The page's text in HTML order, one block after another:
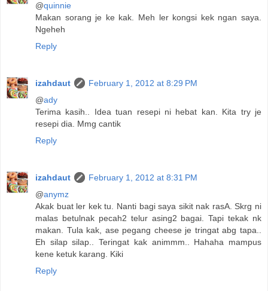
@quinnie
Makan sorang je ke kak. Meh ler kongsi kek ngan saya.
Ngeheh
Reply
izahdaut
February 1, 2012 at 8:29 PM
@ady
Terima kasih.. Idea tuan resepi ni hebat kan. Kita try je
resepi dia. Mmg cantik
Reply
izahdaut
February 1, 2012 at 8:31 PM
@anymz
Akak buat ler kek tu. Nanti bagi saya sikit nak rasA. Skrg ni
malas betulnak pecah2 telur asing2 bagai. Tapi tekak nk
makan. Tula kak, ase pegang cheese je tringat abg tapa..
Eh silap silap.. Teringat kak animmm.. Hahaha mampus
kene ketuk karang. Kiki
Reply